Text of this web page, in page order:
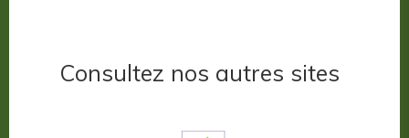
Consultez nos autres sites